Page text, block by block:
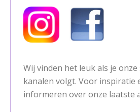
Wij vinden het leuk als je onze
kanalen volgt. Voor inspiratie
informeren over onze laatste